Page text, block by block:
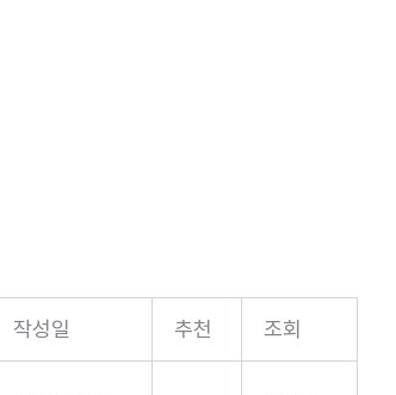
작성일 추천 조회